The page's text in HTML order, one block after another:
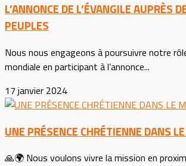
L’ANNONCE DE L’ÉVANGILE AUPRÈS
PEUPLES
Nous nous engageons à poursuivre notre
mondiale en participant à l’annonce...
17 janvier 2024
UNE PRÉSENCE CHRÉTIENNE DANS
🙏🌍 Nous voulons vivre la mission en